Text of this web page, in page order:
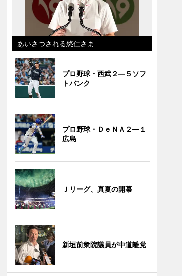
あいさつされる悠仁さま
プロ野球・西武２―５ソフ
トバンク
プロ野球・ＤｅＮＡ２―１
広島
Ｊリーグ、真夏の開幕
新垣前衆院議員が中道離党